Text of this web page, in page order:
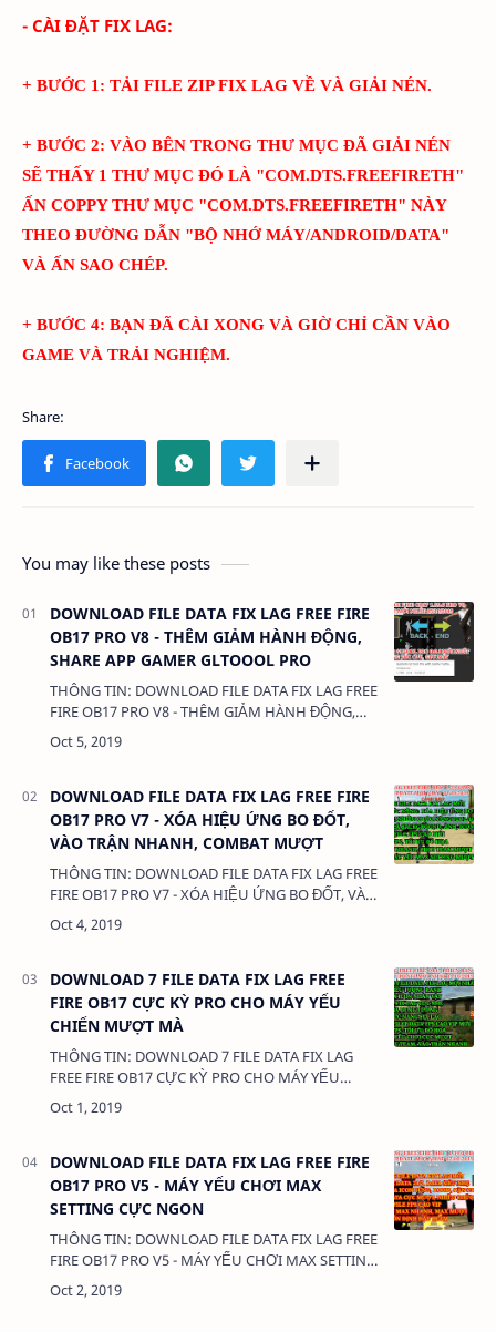
- CÀI ĐẶT FIX LAG:
+ BƯỚC 1: TẢI FILE ZIP FIX LAG VỀ VÀ GIẢI NÉN.
+ BƯỚC 2: VÀO BÊN TRONG THƯ MỤC ĐÃ GIẢI NÉN
SẼ THẤY 1 THƯ MỤC ĐÓ LÀ "COM.DTS.FREEFIRETH"
ẤN COPPY THƯ MỤC "COM.DTS.FREEFIRETH" NÀY
THEO ĐƯỜNG DẪN "BỘ NHỚ MÁY/ANDROID/DATA"
VÀ ẤN SAO CHÉP.
+ BƯỚC 4: BẠN ĐÃ CÀI XONG VÀ GIỜ CHỈ CẦN VÀO
GAME VÀ TRẢI NGHIỆM.
You may like these posts
DOWNLOAD FILE DATA FIX LAG FREE FIRE
OB17 PRO V8 - THÊM GIẢM HÀNH ĐỘNG,
SHARE APP GAMER GLTOOOL PRO
THÔNG TIN: DOWNLOAD FILE DATA FIX LAG FREE
FIRE OB17 PRO V8 - THÊM GIẢM HÀNH ĐỘNG,
SHARE APP GAMER GLTOOOL PRO DUNG
DOWNLOAD FILE DATA FIX LAG FREE FIRE
OB17 PRO V7 - XÓA HIỆU ỨNG BO ĐỐT,
VÀO TRẬN NHANH, COMBAT MƯỢT
THÔNG TIN: DOWNLOAD FILE DATA FIX LAG FREE
FIRE OB17 PRO V7 - XÓA HIỆU ỨNG BO ĐỐT, VÀO
TRẬN NHANH, COMBAT MƯỢT DUNG LƯỢNG:
DOWNLOAD 7 FILE DATA FIX LAG FREE
FIRE OB17 CỰC KỲ PRO CHO MÁY YẾU
CHIẾN MƯỢT MÀ
THÔNG TIN: DOWNLOAD 7 FILE DATA FIX LAG
FREE FIRE OB17 CỰC KỲ PRO CHO MÁY YẾU
CHIẾN MƯỢT MÀ DUNG LƯỢNG: 300KB LINK: -
FILE APK GAME BOOSTER FASTER …
DOWNLOAD FILE DATA FIX LAG FREE FIRE
OB17 PRO V5 - MÁY YẾU CHƠI MAX
SETTING CỰC NGON
THÔNG TIN: DOWNLOAD FILE DATA FIX LAG FREE
FIRE OB17 PRO V5 - MÁY YẾU CHƠI MAX SETTING
CỰC NGON DUNG LƯỢNG: 300KB LINK: -FILE
APK GAME BOOSTER FASTE…